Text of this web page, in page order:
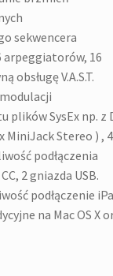
sekwencera
arpeggiatorów, 16
V.A.S.T.
SysEx np. z
MiniJack Stereo ) , 4
podłączenia
2 gniazda USB.
podłączenie
na Mac OS X